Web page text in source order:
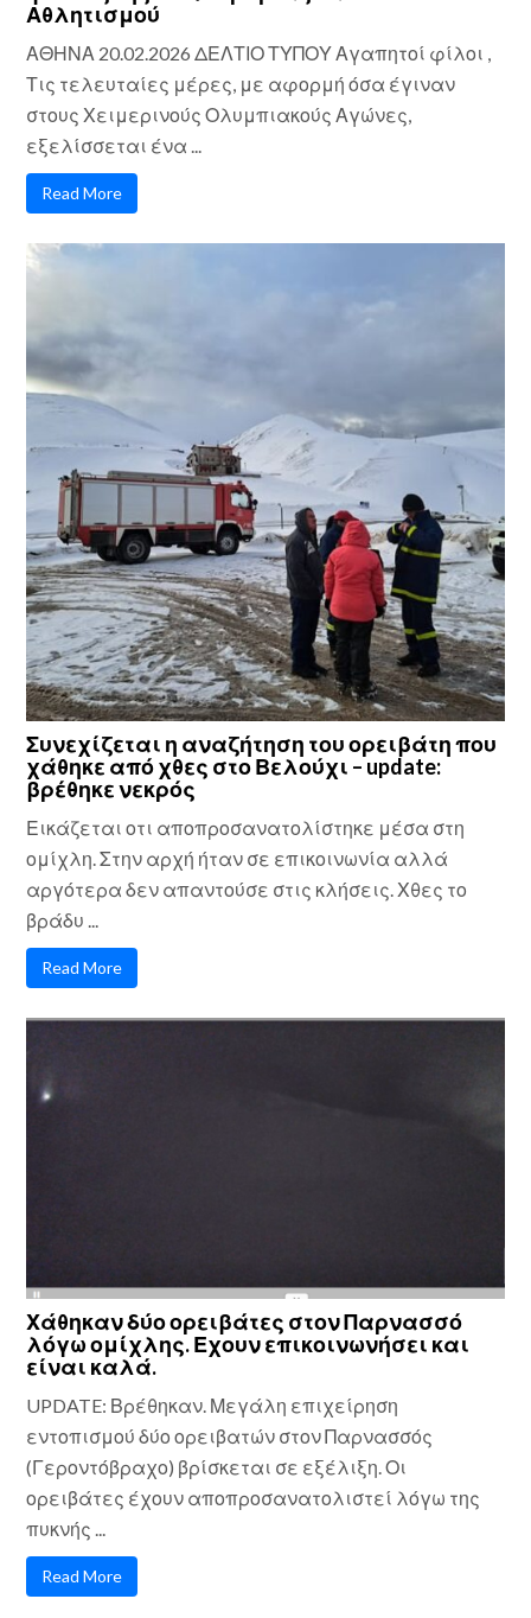
Αθλητισμού
ΑΘΗΝΑ 20.02.2026 ΔΕΛΤΙΟ ΤΥΠΟΥ Αγαπητοί φίλοι ,
Τις τελευταίες μέρες, με αφορμή όσα έγιναν
στους Χειμερινούς Ολυμπιακούς Αγώνες,
εξελίσσεται ένα ...
Read More
Συνεχίζεται η αναζήτηση του ορειβάτη που
χάθηκε από χθες στο Βελούχι – update:
βρέθηκε νεκρός
Εικάζεται οτι αποπροσανατολίστηκε μέσα στη
ομίχλη. Στην αρχή ήταν σε επικοινωνία αλλά
αργότερα δεν απαντούσε στις κλήσεις. Χθες το
βράδυ ...
Read More
Χάθηκαν δύο ορειβάτες στον Παρνασσό
λόγω ομίχλης. Εχουν επικοινωνήσει και
είναι καλά.
UPDATE: Βρέθηκαν. Μεγάλη επιχείρηση
εντοπισμού δύο ορειβατών στον Παρνασσός
(Γεροντόβραχο) βρίσκεται σε εξέλιξη. Οι
ορειβάτες έχουν αποπροσανατολιστεί λόγω της
πυκνής ...
Read More